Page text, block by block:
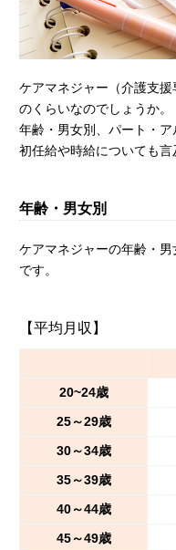
ケアマネジャー（介護支
のくらいなのでしょうか。
年齢・男女別、パート・ア
初任給や時給についても言
年齢・男女別
ケアマネジャーの年齢・
です。
【平均月収】
20~24歳
25～29歳
30～34歳
35～39歳
40～44歳
45～49歳